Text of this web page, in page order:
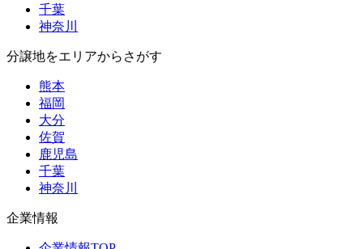
千葉
神奈川
分譲地をエリアからさがす
熊本
福岡
大分
佐賀
鹿児島
千葉
神奈川
企業情報